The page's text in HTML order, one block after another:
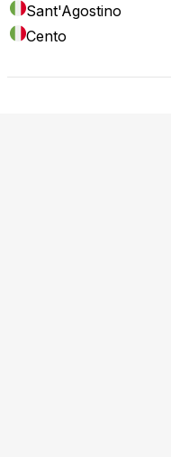
Sant'Agostino
Cento